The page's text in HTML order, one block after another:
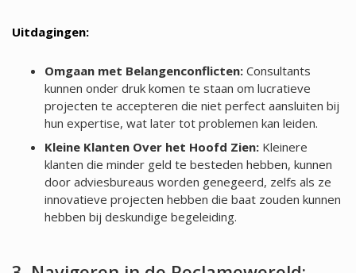
Uitdagingen:
Omgaan met Belangenconflicten:Consultants
kunnen onder druk komen te staan om lucratieve
projecten te accepteren die niet perfect aansluiten bij
hun expertise, wat later tot problemen kan leiden.
Kleine Klanten Over het Hoofd Zien:Kleinere
klanten die minder geld te besteden hebben, kunnen
door adviesbureaus worden genegeerd, zelfs als ze
innovatieve projecten hebben die baat zouden kunnen
hebben bij deskundige begeleiding.